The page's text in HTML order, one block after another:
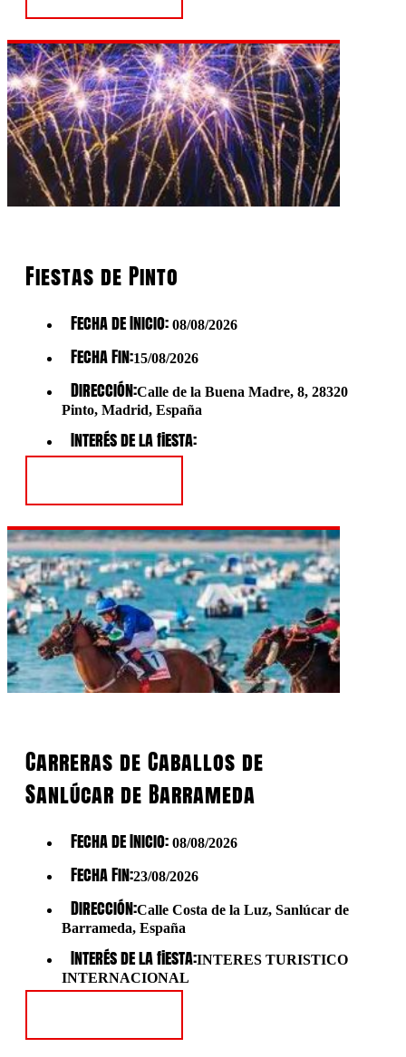
Fiestas de Pinto
Fecha de Inicio: 08/08/2026
Fecha Fin:15/08/2026
Dirección:Calle de la Buena Madre, 8, 28320
Pinto, Madrid, España
Interés de la fiesta:
Carreras de Caballos de
Sanlúcar de Barrameda
Fecha de Inicio: 08/08/2026
Fecha Fin:23/08/2026
Dirección:Calle Costa de la Luz, Sanlúcar de
Barrameda, España
Interés de la fiesta:INTERES TURISTICO
INTERNACIONAL